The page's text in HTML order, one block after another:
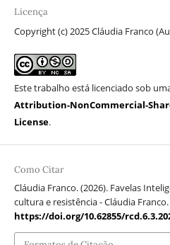
Licença
Copyright (c) 2025 Cláudia Franco
Este trabalho está licenciado sob
Attribution-NonCommercial-
License.
Como Citar
Cláudia Franco. (2026). Favelas
cultura e resistência - Cláudia Franco.
https://doi.org/10.62855/